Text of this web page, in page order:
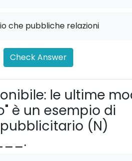
che pubbliche relazioni
Check Answer
le ultime
è un esempio di
(N)